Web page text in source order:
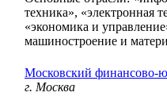
техника», «электронная
«экономика и
машиностроение и
Московский финансово-
г. Москва